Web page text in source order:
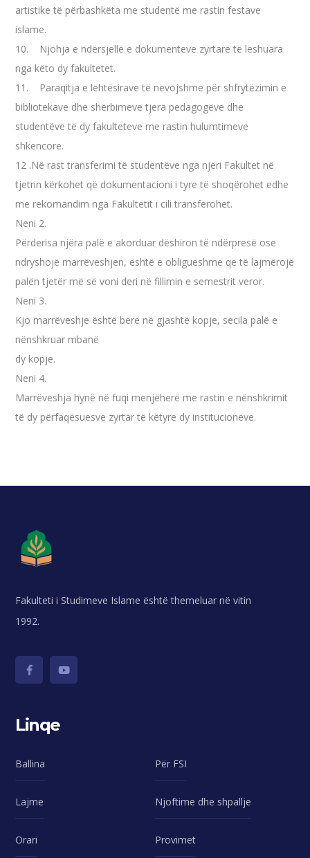
artistike të përbashkëta me studentë me rastin festave
islame.
10. Njohja e ndërsjellë e dokumenteve zyrtare të lëshuara
nga këto dy fakultetet.
11. Paraqitja e lehtësirave të nevojshme për shfrytëzimin e
bibliotekave dhe shërbimeve tjera pedagogëve dhe
studentëve të dy fakulteteve me rastin hulumtimeve
shkencore.
12 .Në rast transferimi të studentëve nga njëri Fakultet në
tjetrin kërkohet që dokumentacioni i tyre të shoqërohet edhe
me rekomandim nga Fakultetit i cili transferohet.
Neni 2.
Përderisa njëra palë e akorduar dëshiron të ndërpresë ose
ndryshojë marrëveshjen, është e obligueshme që të lajmërojë
palën tjetër më së voni deri në fillimin e semestrit veror.
Neni 3.
Kjo marrëveshje është bërë në gjashtë kopje, secila palë e
nënshkruar mbanë
dy kopje.
Neni 4.
Marrëveshja hynë në fuqi menjëherë me rastin e nënshkrimit
të dy përfaqësuesve zyrtar të këtyre dy institucioneve.
Fakulteti i Studimeve Islame është themeluar në vitin
1992.
Linqe
Ballina Për FSI
Lajme Njoftime dhe shpallje
Orari Provimet